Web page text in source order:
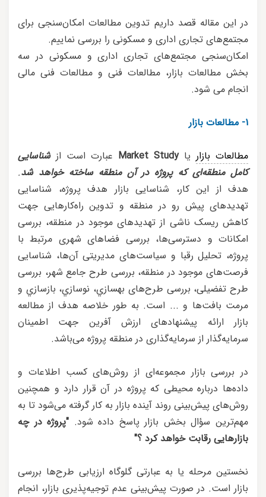
در این مقاله قصد داریم تدوین مطالعات امکان‌سنجی برای
مجتمع‌های تجاری اداری و مسکونی را بررسی نماییم.
امکان‌سنجی مجتمع‌های تجاری اداری و مسکونی در سه
بخش مطالعات بازار، مطالعات فنی و مطالعات فنی مالی
انجام می شود.
1- مطالعات بازار
مطالعات بازار یاMarket Study عبارت است از شناسایی
کامل منطقه‌ای که پروژه در آن منطقه ساخته خواهد شد.
هدف از این کار، شناسایی بازار هدف پروژه، شناسایی
تهدیدهای پیش رو در منطقه و تدوین راه‌کارهایی جهت
کاهش ریسک ناشی از تهدیدهای موجود در منطقه، بررسی
امکانات و دسترسی‌ها، بررسی فضاهای شهری مرتبط با
پروژه، تحلیل رقبا و سیاست‌های مدیریتی آن‌ها، شناسایی
فرصت‌های موجود در منطقه، بررسی طرح جامع شهر، بررسی
طرح تفضیلی، بررسی طرح‌های بهسازي، نوسازي، بازسازي و
مرمت بافت‌ها و ... است. به طور خلاصه هدف از مطالعه
بازار ارائه پیشنهادهای ارزش آفرین جهت اطمینان
سرمایه‌گذار از سرمایه‌گذاری در منطقه پروژه می‌باشد.
در بررسی بازار مجموعه‌ای از روش‌های کسب اطلاعات و
داده‌ها درباره محیطی که پروژه در آن قرار دارد و همچنین
روش‌های پیش‌بینی روند آینده بازار به کار گرفته می‌شود تا به
مهم‌ترین سؤال بخش بازار پاسخ داده شود. "پروژه در چه
بازارهایی رقابت خواهد کرد ؟"
نخستین مرحله یا به عبارتی گلوگاه ارزیابی طرح‌ها بررسی
بازار است. در صورت پیش‌بینی عدم توجیه‌پذیری بازار، انجام